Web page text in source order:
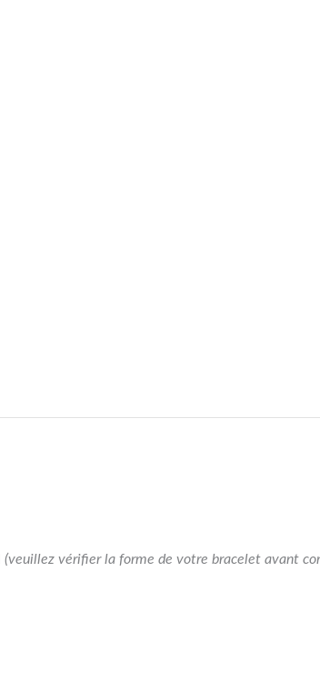
(veuillez vérifier la forme de votre bracelet avant